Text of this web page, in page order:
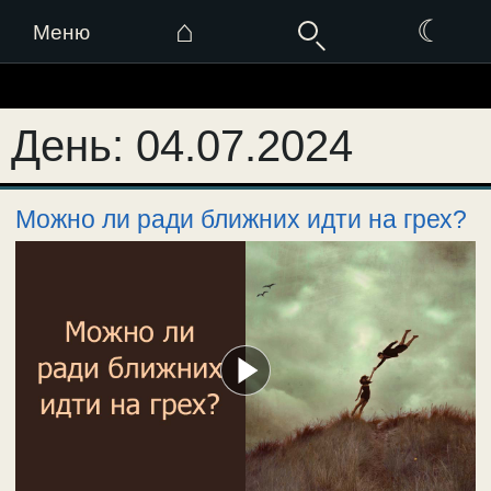
Меню ⌂ ☾
к
содержимому
День: 04.07.2024
Можно ли ради ближних идти на грех?